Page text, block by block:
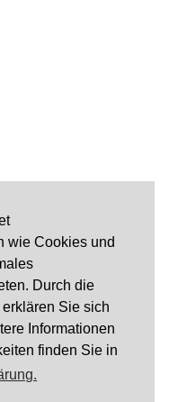
wie Cookies und
Durch die
Sie sich
Informationen
finden Sie in